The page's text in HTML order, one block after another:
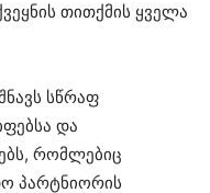
თითქმის ყველა
სწრაფ
და
რომლებიც
პარტნიორის